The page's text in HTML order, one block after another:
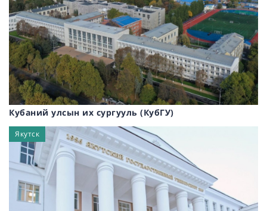
Кубаний улсын их сургууль (КубГУ)
Якутск